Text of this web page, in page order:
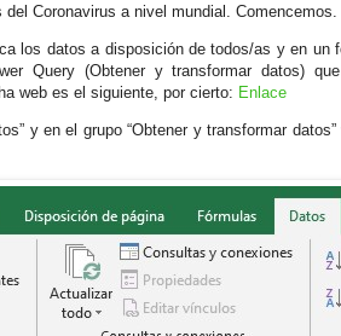
Coronavirus a nivel mundial. Comencemos.
los datos a disposición de todos/as y en un
Query (Obtener y transformar datos)
web es el siguiente, por cierto: Enlace
y en el grupo “Obtener y transformar datos”